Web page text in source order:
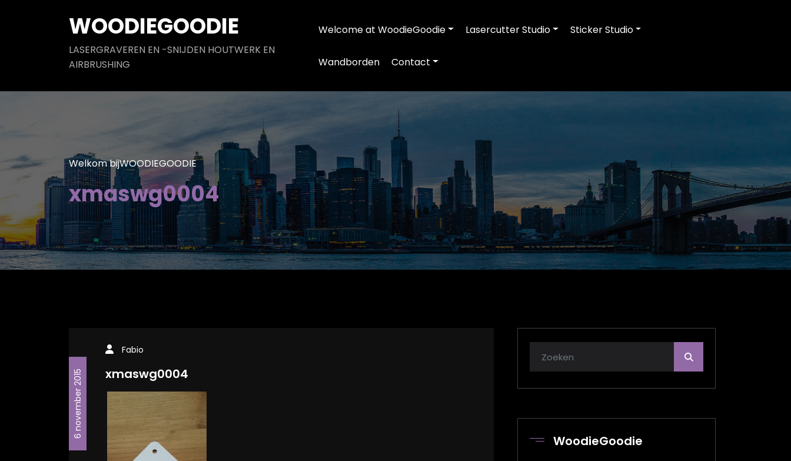
WOODIEGOODIE
LASERGRAVEREN EN -SNIJDEN HOUTWERK EN
AIRBRUSHING
Welcome at WoodieGoodie Lasercutter Studio Sticker Studio
Wandborden Contact
Welkom bijWOODIEGOODIE
xmaswg0004
6 november 2015
Fabio
xmaswg0004
WoodieGoodie